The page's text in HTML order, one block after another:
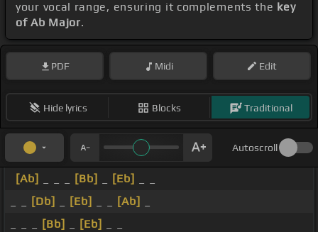
your vocal range, ensuring it complements the key
of Ab Major.
PDF Midi Edit
Hide lyrics Blocks Traditional
Autoscroll
[Ab] [Bb] [Eb]
[Db] [Eb] [Ab]
[Bb] [Eb]